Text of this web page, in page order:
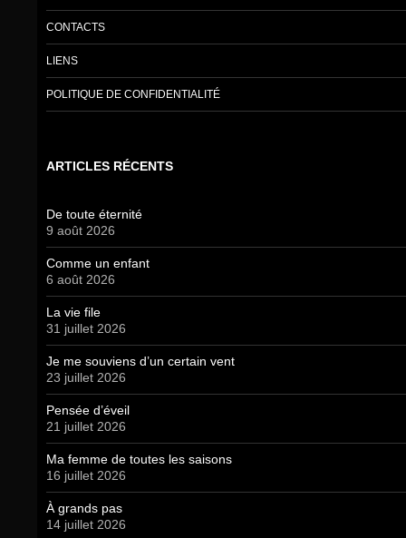
CONTACTS
LIENS
POLITIQUE DE CONFIDENTIALITÉ
ARTICLES RÉCENTS
De toute éternité
9 août 2026
Comme un enfant
6 août 2026
La vie file
31 juillet 2026
Je me souviens d’un certain vent
23 juillet 2026
Pensée d’éveil
21 juillet 2026
Ma femme de toutes les saisons
16 juillet 2026
À grands pas
14 juillet 2026